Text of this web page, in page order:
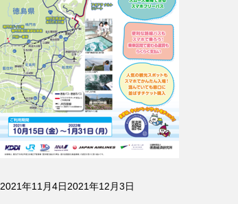
投
2021年11月4日2021年12月3日